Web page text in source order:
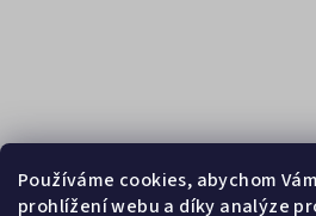
Používáme cookies, abychom
prohlížení webu a díky analýze